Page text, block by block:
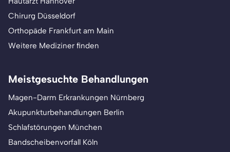
Chirurg Düsseldorf
Orthopäde Frankfurt am Main
Weitere Mediziner finden
Meistgesuchte Behandlungen
Magen-Darm Erkrankungen Nürnberg
Akupunkturbehandlungen Berlin
Schlafstörungen München
Bandscheibenvorfall Köln